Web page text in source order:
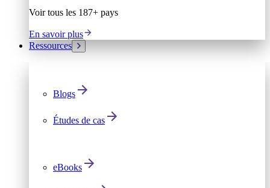
Voir tous les 187+ pays
En savoir plus
Ressources
Blogs
Études de cas
eBooks